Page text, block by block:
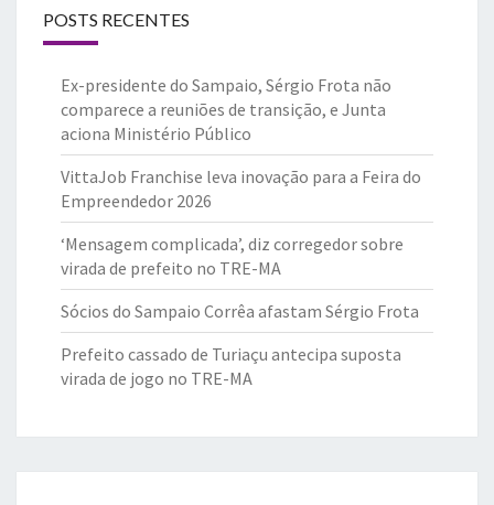
POSTS RECENTES
Ex-presidente do Sampaio, Sérgio Frota não
comparece a reuniões de transição, e Junta
aciona Ministério Público
VittaJob Franchise leva inovação para a Feira do
Empreendedor 2026
‘Mensagem complicada’, diz corregedor sobre
virada de prefeito no TRE-MA
Sócios do Sampaio Corrêa afastam Sérgio Frota
Prefeito cassado de Turiaçu antecipa suposta
virada de jogo no TRE-MA